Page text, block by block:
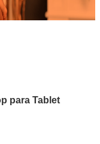
para Tablet